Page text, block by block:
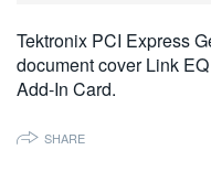
한국어
繁體中文
Tektronix PCI Express
document cover Link
Add-In Card.
SHARE